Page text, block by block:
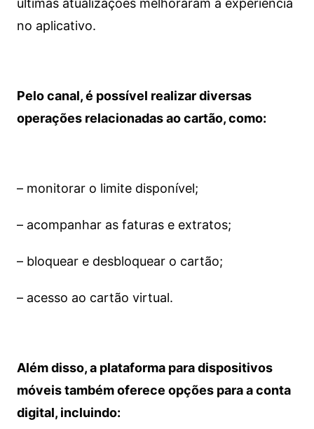
últimas atualizações melhoraram a experiência
no aplicativo.
Pelo canal, é possível realizar diversas
operações relacionadas ao cartão, como:
– monitorar o limite disponível;
– acompanhar as faturas e extratos;
– bloquear e desbloquear o cartão;
– acesso ao cartão virtual.
Além disso, a plataforma para dispositivos
móveis também oferece opções para a conta
digital, incluindo: